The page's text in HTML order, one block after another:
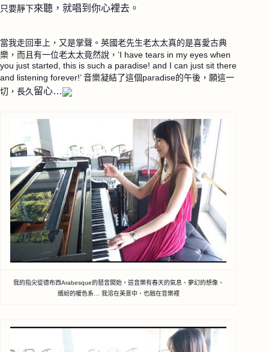
只要靜下來聽，就唱到你心裡去。
當我走回車上，又是掌聲。英國老先生老太太真的是喜愛古典
樂，而且有一位老太太竟然說，’I have tears in my eyes when
you just started, this is such a paradise! and I can just sit there
and listening forever!’ 音樂凝結了這個paradise的午後，願這一
切，長久 留心…
我的指尖從德布西Arabesque的琶音開始，這音樂有春天的氣息、夢幻的想像、
繽紛的暖色系…
我溶在美景中、也融在音樂裡